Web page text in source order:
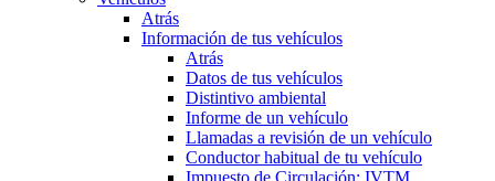
Atrás
Información de tus vehículos
Atrás
Datos de tus vehículos
Distintivo ambiental
Informe de un vehículo
Llamadas a revisión de un vehículo
Conductor habitual de tu vehículo